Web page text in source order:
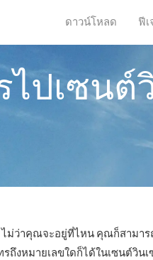
ดาวน์โหลด ฟีเ
ไปเซน
ไม่ว่าคุณจะอยู่ที่ไหน คุณก็สามาร
ถึงหมายเลขใดก็ได้ในเซนต์วิน